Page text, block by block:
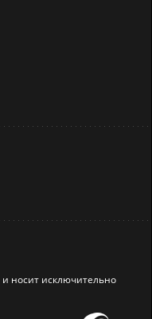
носит исключительно